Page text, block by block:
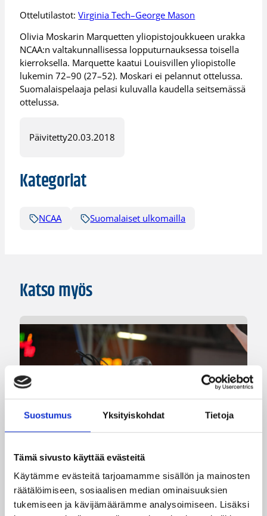
Suostumus Yksityiskohdat Tietoja
Tämä sivusto käyttää evästeitä
Käytämme evästeitä tarjoamamme sisällön ja mainosten
räätälöimiseen, sosiaalisen median ominaisuuksien
tukemiseen ja kävijämäärämme analysoimiseen. Lisäksi
Ottelutilastot:Virginia Tech–George Mason
Olivia Moskarin Marquetten yliopistojoukkueen urakka
NCAA:n valtakunnallisessa lopputurnauksessa toisella
kierroksella. Marquette kaatui Louisvillen yliopistolle
lukemin 72–90 (27–52). Moskari ei pelannut ottelussa.
Suomalaispelaaja pelasi kuluvalla kaudella seitsemässä
ottelussa.
Päivitetty20.03.2018
Kategoriat
NCAA Suomalaiset ulkomailla
Katso myös
Suomalaiset ulkomailla 08.08.2026 08:54